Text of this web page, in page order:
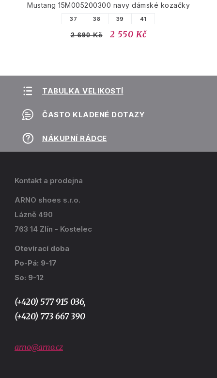
Mustang 15M005200300 navy dámské kozačky
37 38 39 41
2 690 Kč 2 550 Kč
TABULKA VELIKOSTÍ
ČASTO KLADENÉ DOTAZY
NÁKUPNÍ RÁDCE
Kontakt a prodejna
ARNO shoes s.r.o.
Lázně 490
763 14 Zlín - Kostelec
Otevírací doba
Po-Pá: 9-17
So: 9-12
(+420) 577 915 036,
(+420) 773 667 390
arno@arno.cz